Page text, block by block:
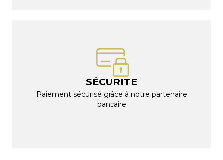
SÉCURITE
Paiement sécurisé grâce à notre partenaire
bancaire